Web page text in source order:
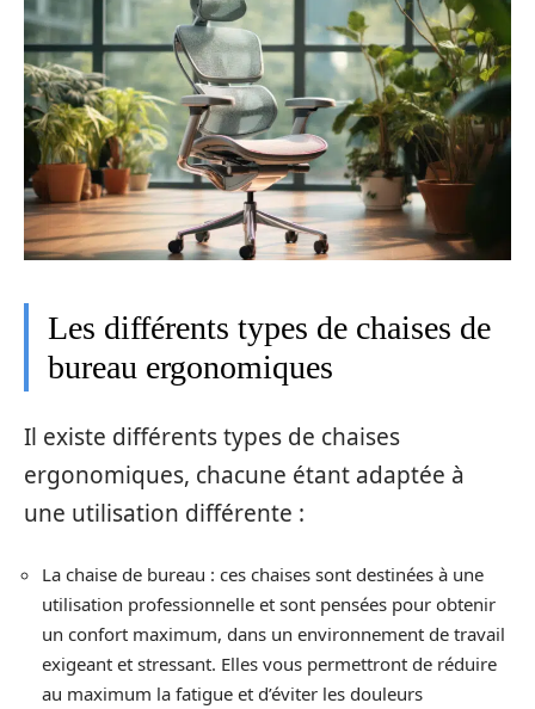
Les différents types de chaises de
bureau ergonomiques
Il existe différents types de chaises
ergonomiques, chacune étant adaptée à
une utilisation différente :
La chaise de bureau : ces chaises sont destinées à une
utilisation professionnelle et sont pensées pour obtenir
un confort maximum, dans un environnement de travail
exigeant et stressant. Elles vous permettront de réduire
au maximum la fatigue et d’éviter les douleurs